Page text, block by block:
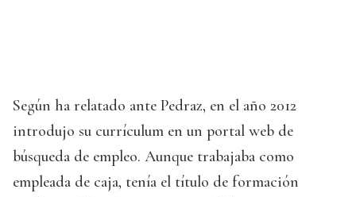
Según ha relatado ante Pedraz, en el año 2012
introdujo su currículum en un portal web de
búsqueda de empleo. Aunque trabajaba como
empleada de caja, tenía el título de formación